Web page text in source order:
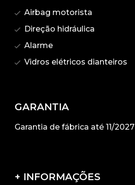
Airbag motorista
Direção hidráulica
Alarme
Vidros elétricos dianteiros
GARANTIA
Garantia de fábrica até 11/2027
+ INFORMAÇÕES